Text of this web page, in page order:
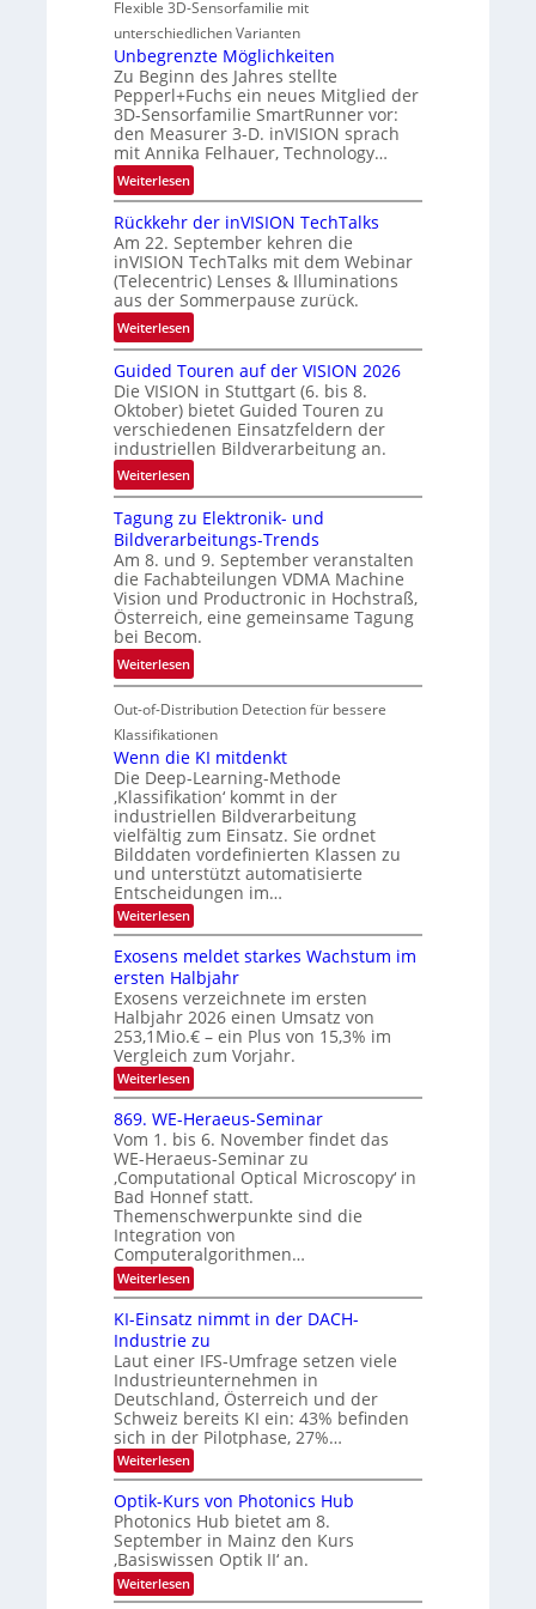
-
B
-
R
u
n
d
e
n
e
w
s
‘
Flexible 3D-Sensorfamilie mit
unterschiedlichen Varianten
Unbegrenzte Möglichkeiten
Zu Beginn des Jahres stellte
Pepperl+Fuchs ein neues Mitglied der
3D-Sensorfamilie SmartRunner vor:
den Measurer 3-D. inVISION sprach
mit Annika Felhauer, Technology…
Weiterlesen:
U
n
b
e
g
r
e
z
t
e
M
ö
g
l
i
c
h
k
e
i
t
e
Rückkehr der inVISION TechTalks
Am 22. September kehren die
inVISION TechTalks mit dem Webinar
(Telecentric) Lenses & Illuminations
aus der Sommerpause zurück.
Weiterlesen:
R
ü
c
k
k
e
h
d
e
r
i
n
V
I
S
I
O
N
T
e
c
h
T
a
l
k
s
Guided Touren auf der VISION 2026
Die VISION in Stuttgart (6. bis 8.
Oktober) bietet Guided Touren zu
verschiedenen Einsatzfeldern der
industriellen Bildverarbeitung an.
Weiterlesen:
G
u
i
d
e
d
T
o
u
r
a
u
f
d
e
r
V
I
S
I
O
N
2
0
2
6
Tagung zu Elektronik- und
Bildverarbeitungs-Trends
Am 8. und 9. September veranstalten
die Fachabteilungen VDMA Machine
Vision und Productronic in Hochstraß,
Österreich, eine gemeinsame Tagung
bei Becom.
Weiterlesen:
T
a
g
u
n
g
z
u
E
l
e
k
t
r
o
n
i
k
-
u
n
d
B
i
l
d
v
e
r
a
r
b
e
i
t
u
n
g
s
-
T
Out-of-Distribution Detection für bessere
Klassifikationen
Wenn die KI mitdenkt
Die Deep-Learning-Methode
‚Klassifikation‘ kommt in der
industriellen Bildverarbeitung
vielfältig zum Einsatz. Sie ordnet
Bilddaten vordefinierten Klassen zu
und unterstützt automatisierte
Entscheidungen im…
Weiterlesen:
W
n
n
d
i
e
K
I
m
i
t
d
e
n
k
t
Exosens meldet starkes Wachstum im
ersten Halbjahr
Exosens verzeichnete im ersten
Halbjahr 2026 einen Umsatz von
253,1Mio.€ – ein Plus von 15,3% im
Vergleich zum Vorjahr.
Weiterlesen:
E
x
o
s
e
n
s
m
e
l
d
e
t
s
t
a
r
k
e
s
W
a
c
h
s
t
u
m
i
m
e
869. WE-Heraeus-Seminar
Vom 1. bis 6. November findet das
WE-Heraeus-Seminar zu
‚Computational Optical Microscopy‘ in
Bad Honnef statt.
Themenschwerpunkte sind die
Integration von
Computeralgorithmen…
Weiterlesen:
8
9
.
W
E
-
H
e
r
a
e
u
s
-
S
e
m
i
KI-Einsatz nimmt in der DACH-
Industrie zu
Laut einer IFS-Umfrage setzen viele
Industrieunternehmen in
Deutschland, Österreich und der
Schweiz bereits KI ein: 43% befinden
sich in der Pilotphase, 27%…
Weiterlesen:
K
-
E
i
n
s
a
Optik-Kurs von Photonics Hub
Photonics Hub bietet am 8.
September in Mainz den Kurs
‚Basiswissen Optik II‘ an.
Weiterlesen:
O